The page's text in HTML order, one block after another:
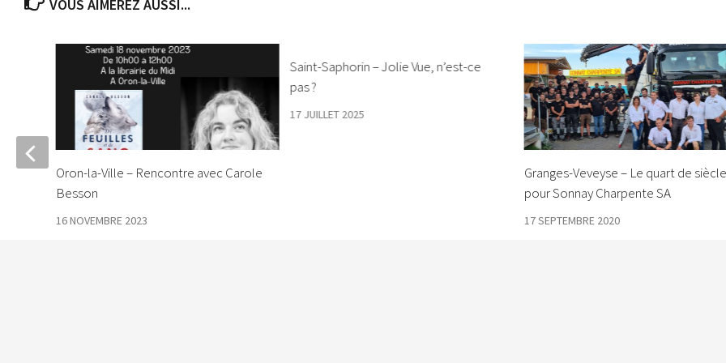
VOUS AIMEREZ AUSSI...
Saint-Saphorin – Jolie Vue, n’est-ce
pas ?
17 JUILLET 2025
Granges-Veveyse – Le quart de siècle
pour Sonnay Charpente SA
17 SEPTEMBRE 2020
de
Oron-la-Ville – Rencontre avec Carole
Besson
16 NOVEMBRE 2023